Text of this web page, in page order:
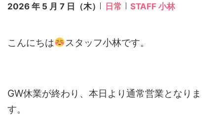
2026 年 5 月 7 日（木） 日常 STAFF 小林
こんにちは スタッフ小林です。
GW休業が終わり、本日より通常営業となりま
す。